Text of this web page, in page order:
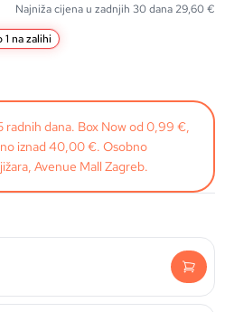
Najniža cijena u zadnjih 30 dana 29,60€
1 na zalihi
radnih dana. Box Now od 0,99 €,
iznad 40,00 €. Osobno
Avenue Mall Zagreb.